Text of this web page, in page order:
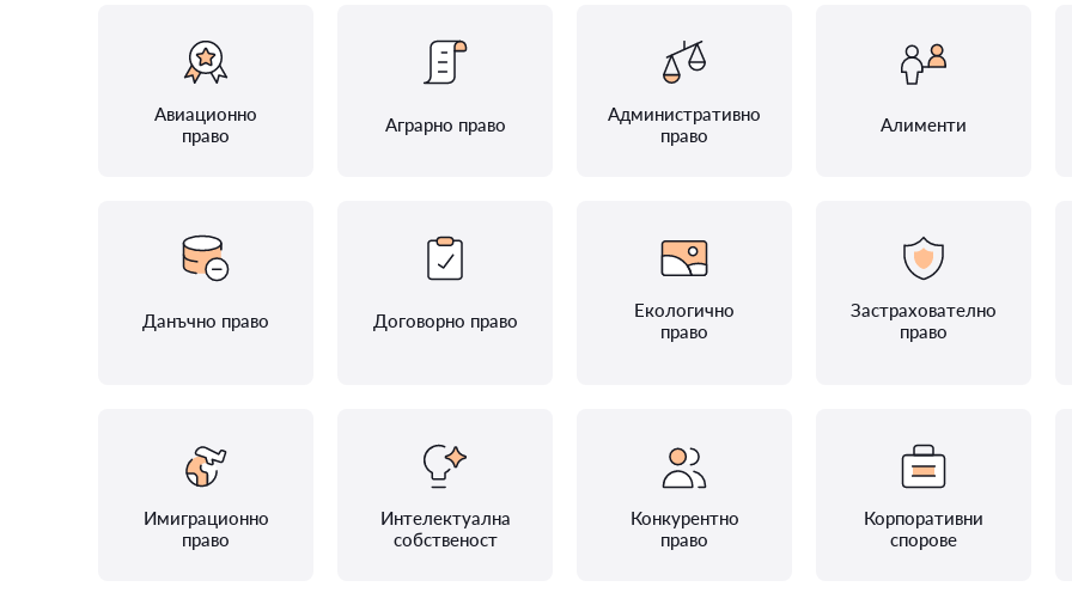
Авиационно
право
Аграрно право
Административно
право
Алименти
Данъчно право Договорно право
Екологично
право
Застрахователно
право
Имиграционно
право
Интелектуална
собственост
Конкурентно
право
Корпоративни
спорове